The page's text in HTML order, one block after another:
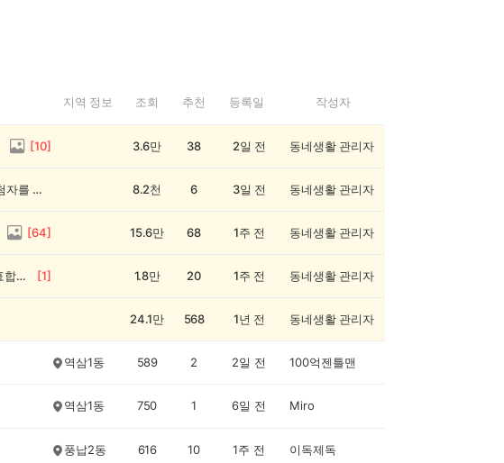
지역 정보 조회 추천 등록일 작성자
[10] 3.6만 38 2일 전 동네생활 관리자
💰[당첨자 발표] 26회차 우리 동네 정보왕 이벤트 당첨자를 발표합니다! 8.2천 6 3일 전 동네생활 관리자
[64] 15.6만 68 1주 전 동네생활 관리자
💰[당첨자 발표] 우리 동네 썰전 12회차 당첨자를 발표합니다! [1] 1.8만 20 1주 전 동네생활 관리자
24.1만 568 1년 전 동네생활 관리자
역삼1동 589 2 2일 전 100억젠틀맨
역삼1동 750 1 6일 전 Miro
풍납2동 616 10 1주 전 이독제독